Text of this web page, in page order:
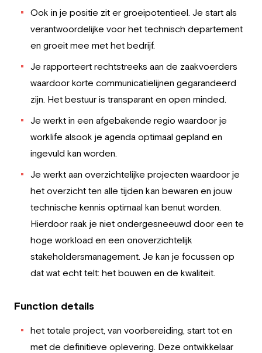
Ook in je positie zit er groeipotentieel. Je start als
verantwoordelijke voor het technisch departement
en groeit mee met het bedrijf.
Je rapporteert rechtstreeks aan de zaakvoerders
waardoor korte communicatielijnen gegarandeerd
zijn. Het bestuur is transparant en open minded.
Je werkt in een afgebakende regio waardoor je
worklife alsook je agenda optimaal gepland en
ingevuld kan worden.
Je werkt aan overzichtelijke projecten waardoor je
het overzicht ten alle tijden kan bewaren en jouw
technische kennis optimaal kan benut worden.
Hierdoor raak je niet ondergesneeuwd door een te
hoge workload en een onoverzichtelijk
stakeholdersmanagement. Je kan je focussen op
dat wat echt telt: het bouwen en de kwaliteit.
Function details
het totale project, van voorbereiding, start tot en
met de definitieve oplevering. Deze ontwikkelaar